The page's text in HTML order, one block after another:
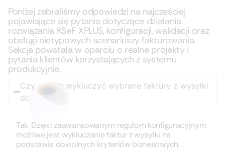
Poniżej zebraliśmy odpowiedzi na najczęściej
pojawiające się pytania dotyczące działania
rozwiązania KSeF XPLUS, konfiguracji, walidacji oraz
obsługi nietypowych scenariuszy fakturowania.
Sekcja powstała w oparciu o realne projekty i
pytania klientów korzystających z systemu
produkcyjnie.
Czy można wykluczyć wybrane faktury z wysyłki
do KSeF?
Tak. Dzięki zaawansowanym regułom konfiguracyjnym
możliwe jest wykluczanie faktur z wysyłki na
podstawie dowolnych kryteriów biznesowych.